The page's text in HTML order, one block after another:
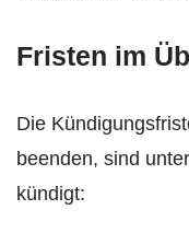
Fristen im
Die
beenden, sind
kündigt: